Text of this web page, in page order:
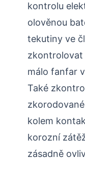
kontrolu
olověnou
tekutiny ve
zkontrolovat
málo fanfar
Také
kolem
korozní
zásadně